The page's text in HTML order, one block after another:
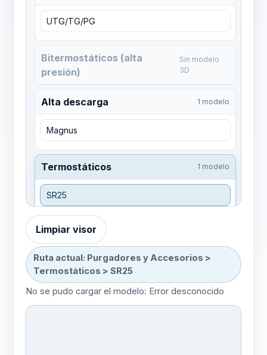
UTG/TG/PG
Bitermostáticos (alta
presión)
Sin modelo
3D
Alta descarga 1 modelo
Magnus
Termostáticos 1 modelo
SR25
Estaciones de purga
integradas
3D
Cubeta invertida
Cubeta invertida
Limpiar visor
Ruta actual: Purgadores y Accesorios >
Termostáticos > SR25
No se pudo cargar el modelo: Error desconocido